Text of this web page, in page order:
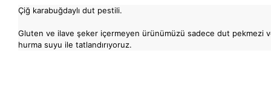
Çiğ karabuğdaylı dut pestili.
Gluten ve ilave şeker içermeyen ürünümüzü sadece dut pekmezi
hurma suyu ile tatlandırıyoruz.